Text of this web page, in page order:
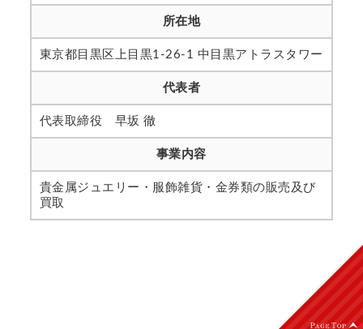
所在地
東京都目黒区上目黒1-26-1 中目黒アトラスタワー
代表者
代表取締役 早坂 徹
事業内容
貴金属ジュエリー・服飾雑貨・金券類の販売及び
買取